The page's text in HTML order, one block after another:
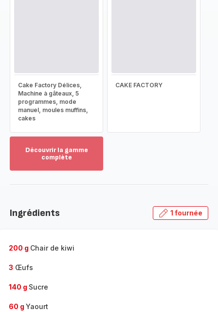
Cake Factory Délices,
Machine à gâteaux, 5
programmes, mode
manuel, moules muffins,
cakes
CAKE FACTORY
Découvrir la gamme
complète
gamme
Ingrédients 1 fournée
200 g Chair de kiwi
3 Œufs
140 g Sucre
60 g Yaourt